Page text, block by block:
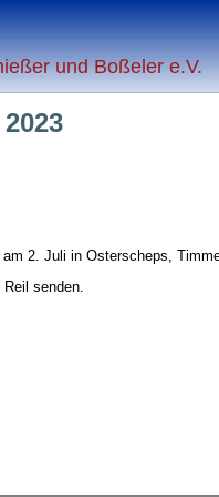
und Boßeler e.V.
2. Juli in Osterscheps,
senden.